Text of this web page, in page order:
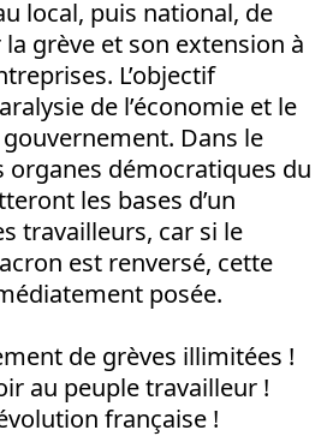
local, puis national, de
grève et son extension à
L’objectif
de l’économie et le
Dans le
organes démocratiques du
les bases d’un
travailleurs, car si le
est renversé, cette
posée.
de grèves illimitées !
au peuple travailleur !
française !